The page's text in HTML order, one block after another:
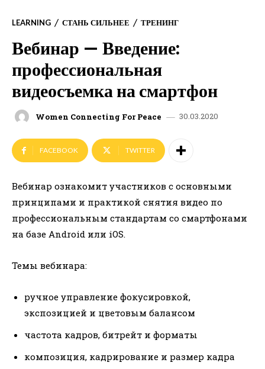
LEARNING СТАНЬ СИЛЬНЕЕ ТРЕНИНГ
Вебинар — Введение:
профессиональная
видеосъемка на смартфон
Women Connecting For Peace 30.03.2020
FACEBOOK TWITTER
Вебинар ознакомит участников с основными
принципами и практикой снятия видео по
профессиональным стандартам со смартфонами
на базе Android или iOS.
Темы вебинара:
ручное управление фокусировкой,
экспозицией и цветовым балансом
частота кадров, битрейт и форматы
композиция, кадрирование и размер кадра